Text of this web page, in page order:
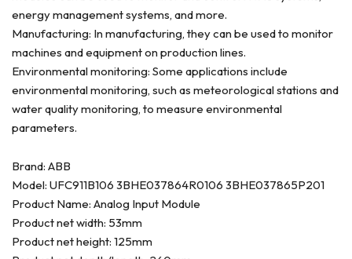
energy management systems, and more.
Manufacturing: In manufacturing, they can be used to monitor
machines and equipment on production lines.
Environmental monitoring: Some applications include
environmental monitoring, such as meteorological stations and
water quality monitoring, to measure environmental
parameters.
Brand: ABB
Model: UFC911B106 3BHE037864R0106 3BHE037865P201
Product Name: Analog Input Module
Product net width: 53mm
Product net height: 125mm